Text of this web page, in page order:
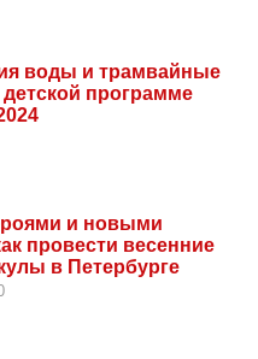
воды и трамвайные
программе
и новыми
провести весенние
в Петербурге